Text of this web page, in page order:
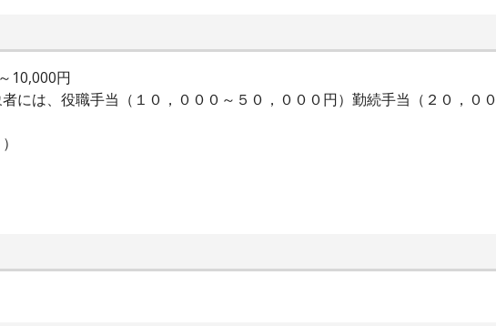
10,000円
には、役職手当（１０，０００～５０，０００円）勤続手当（２０，０